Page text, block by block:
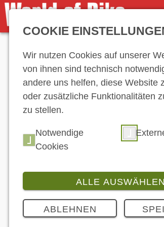
News
COOKIE
Wir nutzen Cookies auf unserer
von ihnen sind technisch
andere uns helfen, diese Website
oder zusätzliche Funktionalitäten
zu stellen.
Notwendige
Cookies
ALLE AUSWÄHLEN
ABLEHNEN